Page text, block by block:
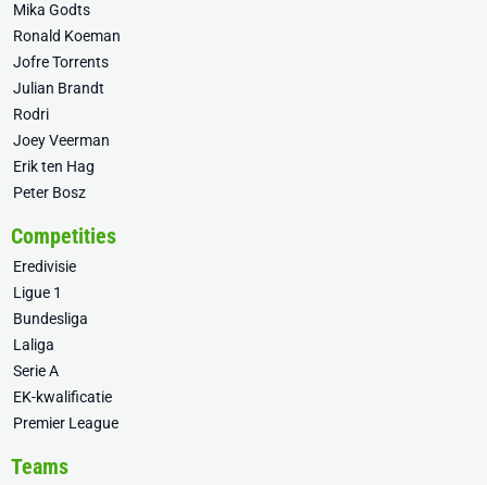
Mika Godts
Ronald Koeman
Jofre Torrents
Julian Brandt
Rodri
Joey Veerman
Erik ten Hag
Peter Bosz
Competities
Eredivisie
Ligue 1
Bundesliga
Laliga
Serie A
EK-kwalificatie
Premier League
Teams